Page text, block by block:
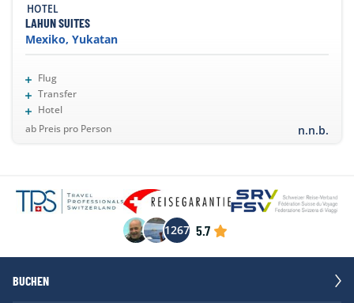
HOTEL
LAHUN SUITES
Mexiko, Yukatan
Flug
Transfer
Hotel
ab Preis pro Person
n.n.b.
1267 5.7
BUCHEN